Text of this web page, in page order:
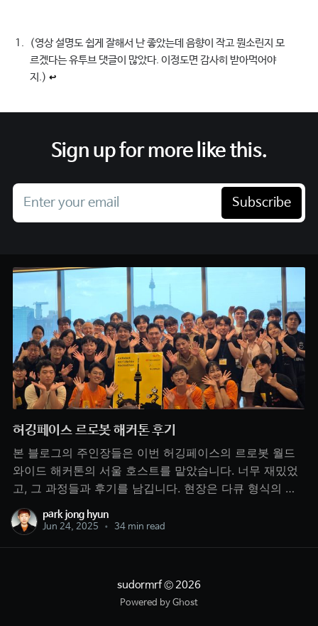
(영상 설명도 쉽게 잘해서 난 좋았는데 음향이 작고 뭔소린지 모
르겠다는 유투브 댓글이 많았다. 이정도면 감사히 받아먹어야
지.) ↩︎
Sign up for more like this.
Enter your email Subscribe
허깅페이스 르로봇 해커톤 후기
본 블로그의 주인장들은 이번 허깅페이스의 르로봇 월드
와이드 해커톤의 서울 호스트를 맡았습니다. 너무 재밌었
고, 그 과정들과 후기를 남깁니다. 현장은 다큐 형식의 작
은 영상을 만들었으니 한번 봐주세요. 계기저는 LLM 만 하
고 있었고, Action 모델은 사실 관심이 없었습니다, 준호는
park jong hyun
Jun 24, 2025 • 34 min read
sudormrf© 2026
Powered by Ghost